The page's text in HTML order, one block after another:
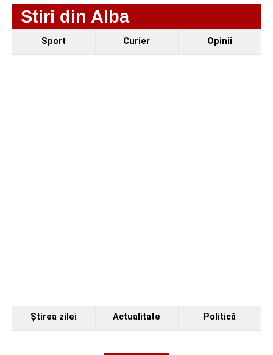
Ultimele știri din Sebeș
Stiri din Alba
Sport Curier Opinii
Ştirea zilei Actualitate Politică